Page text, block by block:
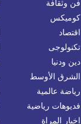
فن وثقافة
كوميكس
اقتصاد
تكنولوجى
دين ودنيا
الشرق الأوسط
رياضة عالمية
فديوهات رياضية
اخبار المراة